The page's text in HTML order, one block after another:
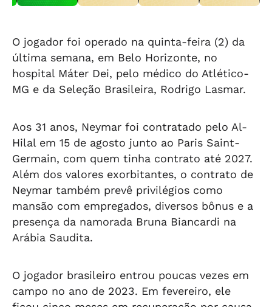
Galo vence o
O jogador foi operado na quinta-feira (2) da
última semana, em Belo Horizonte, no
hospital Máter Dei, pelo médico do Atlético-
MG e da Seleção Brasileira, Rodrigo Lasmar.
Aos 31 anos, Neymar foi contratado pelo Al-
Hilal em 15 de agosto junto ao Paris Saint-
Germain, com quem tinha contrato até 2027.
Além dos valores exorbitantes, o contrato de
Neymar também prevê privilégios como
mansão com empregados, diversos bônus e a
presença da namorada Bruna Biancardi na
Arábia Saudita.
O jogador brasileiro entrou poucas vezes em
campo no ano de 2023. Em fevereiro, ele